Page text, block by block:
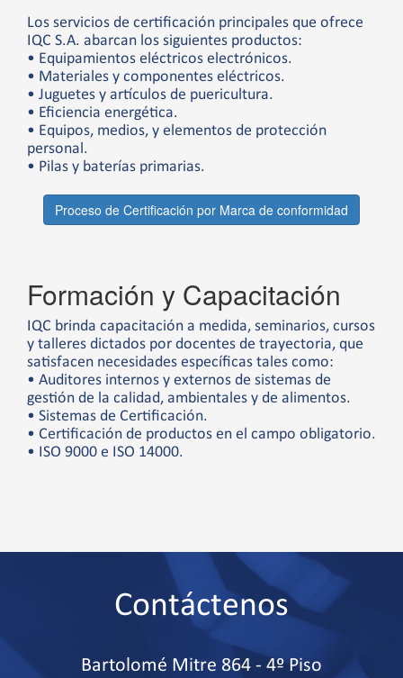
Los servicios de certificación principales que ofrece
IQC S.A. abarcan los siguientes productos:
• Equipamientos eléctricos electrónicos.
• Materiales y componentes eléctricos.
• Juguetes y artículos de puericultura.
• Eficiencia energética.
• Equipos, medios, y elementos de protección
personal.
• Pilas y baterías primarias.
Proceso de Certificación por Marca de conformidad
Formación y Capacitación
IQC brinda capacitación a medida, seminarios, cursos
y talleres dictados por docentes de trayectoria, que
satisfacen necesidades específicas tales como:
• Auditores internos y externos de sistemas de
gestión de la calidad, ambientales y de alimentos.
• Sistemas de Certificación.
• Certificación de productos en el campo obligatorio.
• ISO 9000 e ISO 14000.
Contáctenos
Bartolomé Mitre 864 - 4º Piso